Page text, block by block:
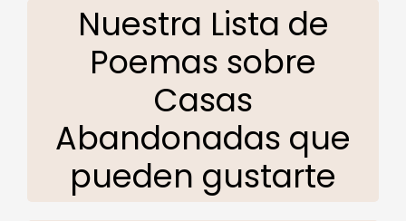
Nuestra Lista de
Poemas sobre
Casas
Abandonadas que
pueden gustarte